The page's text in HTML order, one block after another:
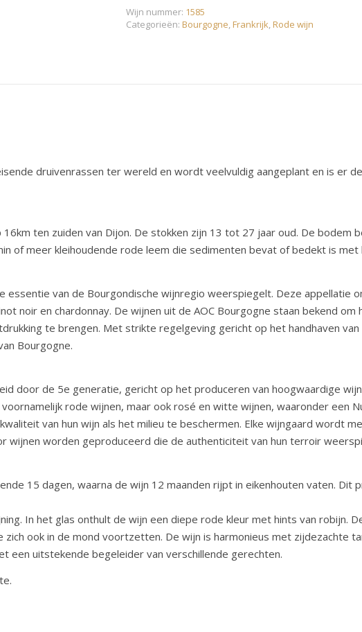
Wijn nummer: 1585
Categorieën: Bourgogne,Frankrijk,Rode wijn
druivenrassen ter wereld en wordt veelvuldig aangeplant en is er
ten zuiden van Dijon. De stokken zijn 13 tot 27 jaar oud. De bodem
of meer kleihoudende rode leem die sedimenten bevat of bedekt is met
van de Bourgondische wijnregio weerspiegelt. Deze appellatie
noir en chardonnay. De wijnen uit de AOC Bourgogne staan bekend om
te brengen. Met strikte regelgeving gericht op het handhaven
Bourgogne.
door de 5e generatie, gericht op het produceren van hoogwaardige
rode wijnen, maar ook rosé en witte wijnen, waaronder een
van hun wijn als het milieu te beschermen. Elke wijngaard wordt
worden geproduceerd die de authenticiteit van hun terroir
15 dagen, waarna de wijn 12 maanden rijpt in eikenhouten vaten. Dit
In het glas onthult de wijn een diepe rode kleur met hints van robijn.
ook in de mond voortzetten. De wijn is harmonieus met zijdezachte
een uitstekende begeleider van verschillende gerechten.